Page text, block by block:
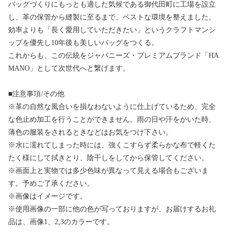
バッグづくりにもっとも適した気候である御代田町に工場を設立
し、革の保管から縫製に至るまで、ベストな環境を整えました。
効率よりも「長く愛用していただきたい」というクラフトマンシ
ップを優先し10年後も美しいバッグをつくる。
これからも、この伝統をジャパニーズ・プレミアムブランド「HA
MANO」として次世代へと繋げます。
■注意事項/その他
※革の自然な風合いを損なわないように仕上げているため、完全
な色止め加工を行うことができません。雨の日や汗をかいた時、
薄色の服装をされるときなどはお気をつけ下さい。
※水に濡れてしまった時には、強くこすらず柔らかな布で軽くた
たく様にして拭きとり、陰干しをしてから保管してください。
※画面上と実物では多少色味が異なって見える場合もございま
す。予めご了承ください。
※画像はイメージです。
※使用画像の一部に他の色が写っておりますが、お届けするお礼
品は、画像1、2,3のカラーです。